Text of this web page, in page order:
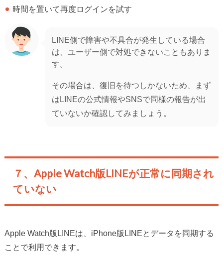
時間を置いて再度ログインを試す
LINE側で障害や不具合が発生している場合
は、ユーザー側で対処できないこともありま
す。
その場合は、復旧を待つしかないため、まず
はLINEの公式情報やSNSで同様の報告が出
ていないか確認してみましょう。
７、Apple Watch版LINEが正常に同期され
ていない
Apple Watch版LINEは、iPhone版LINEとデータを同期する
ことで利用できます。